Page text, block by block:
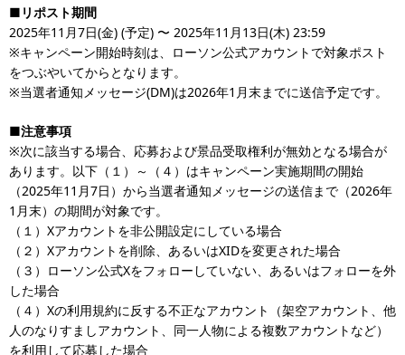
■リポスト期間
2025年11月7日(金) (予定) 〜 2025年11月13日(木) 23:59
※キャンペーン開始時刻は、ローソン公式アカウントで対象ポスト
をつぶやいてからとなります。
※当選者通知メッセージ(DM)は2026年1月末までに送信予定です。
■注意事項
※次に該当する場合、応募および景品受取権利が無効となる場合が
あります。以下（１）～（４）はキャンペーン実施期間の開始
（2025年11月7日）から当選者通知メッセージの送信まで（2026年
1月末）の期間が対象です。
（１）Xアカウントを非公開設定にしている場合
（２）Xアカウントを削除、あるいはXIDを変更された場合
（３）ローソン公式Xをフォローしていない、あるいはフォローを外
した場合
（４）Xの利用規約に反する不正なアカウント（架空アカウント、他
人のなりすましアカウント、同一人物による複数アカウントなど）
を利用して応募した場合